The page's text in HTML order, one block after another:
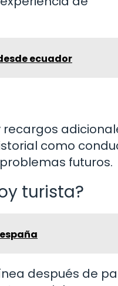
ecuador
como
futuros.
turista?
después de